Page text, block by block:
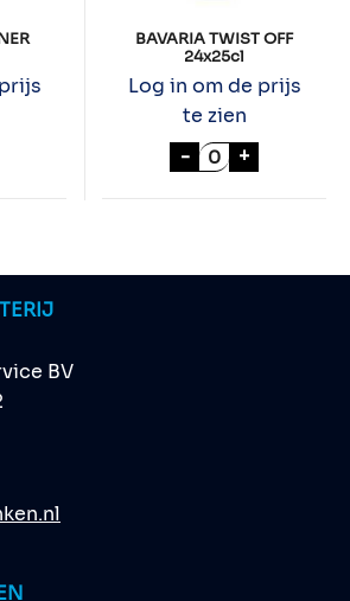
PILSENER 24x33cl aantal
BAVARIA TWIST OFF
24x25cl
Log in om de prijs
te zien
- BAVARIA
+
BV